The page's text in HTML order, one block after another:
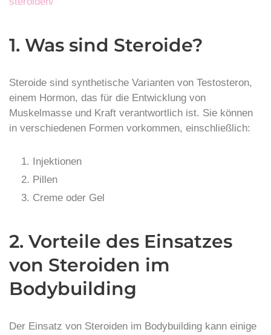
1. Was sind Steroide?
Steroide sind synthetische Varianten von Testosteron,
einem Hormon, das für die Entwicklung von
Muskelmasse und Kraft verantwortlich ist. Sie können
in verschiedenen Formen vorkommen, einschließlich:
Injektionen
Pillen
Creme oder Gel
2. Vorteile des Einsatzes
von Steroiden im
Bodybuilding
Der Einsatz von Steroiden im Bodybuilding kann einige